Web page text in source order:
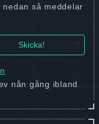
så meddelar
nån gång ibland